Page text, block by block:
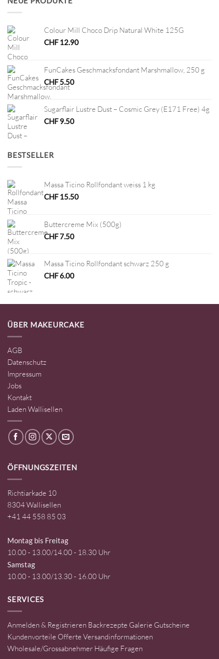
Colour Mill Choco Drip Natural White 125G
CHF12.90
FunCakes Geschmacksfondant Marshmallow, 250 g
CHF5.50
Sugarflair Lustre Dust – Cosmic Grey (E171 Free) 4g
CHF9.50
BESTSELLER
Massa Ticino Rollfondant weiss 1 kg
CHF15.50
Buttercreme Mix (500g)
CHF7.50
Massa Ticino Rollfondant schwarz 250 g
CHF6.00
ÜBER MAKEURCAKE
AGB
Datenschutz
Impressum
Jobs
Kontakt
Laden Wallisellen
ÖFFNUNGSZEITEN
Richtiarkade 10
8304 Wallisellen
+41 44 558 85 03
Montag bis Freitag
10.00 - 13.00/14.00 - 18.30 Uhr
Samstag
10.00 - 13.00/13.30 - 16.00 Uhr
SERVICES
Anmelden & Registrieren Backrezepte Galerie Gutscheine
Kundenvorteile Offerte Versandinformationen
Wholesale/Grossabnehmer Häufige Fragen